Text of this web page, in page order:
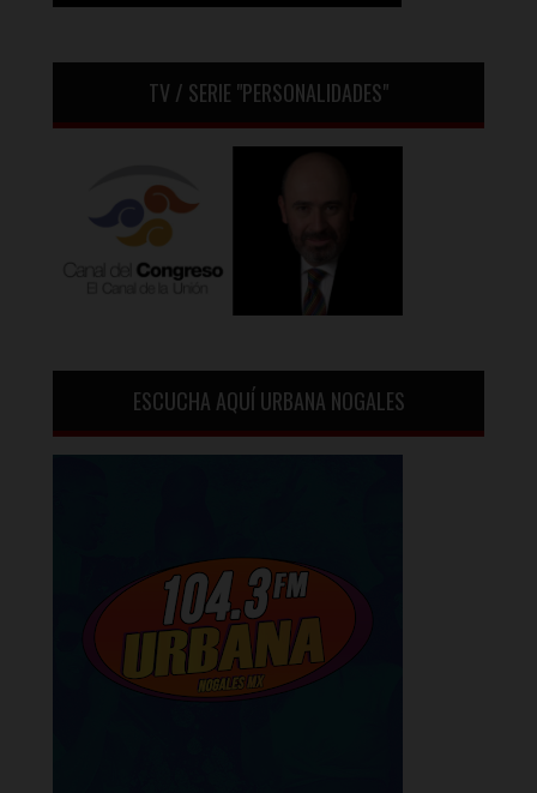
TV / SERIE "PERSONALIDADES"
ESCUCHA AQUÍ URBANA NOGALES